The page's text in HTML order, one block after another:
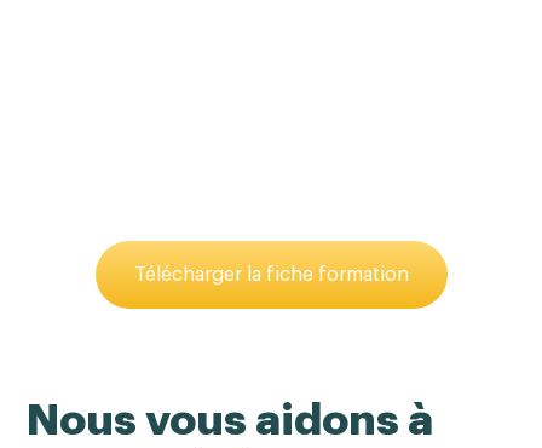
Télécharger la fiche formation
Nous vous aidons à